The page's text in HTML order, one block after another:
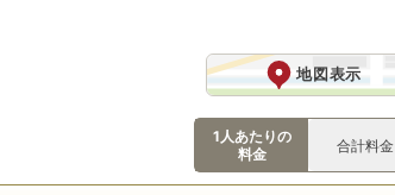
地図表示
1人あたりの
料金
合計料金